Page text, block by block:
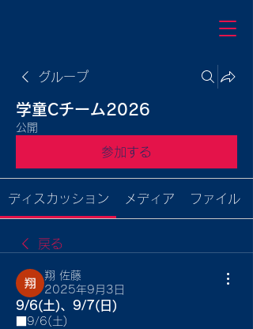
グループ
学童Cチーム2026
公開
参加する
ディスカッション メディア ファイル
戻る
翔 佐藤
2025年9月3日
9/6(土)、9/7(日)
■9/6(土)